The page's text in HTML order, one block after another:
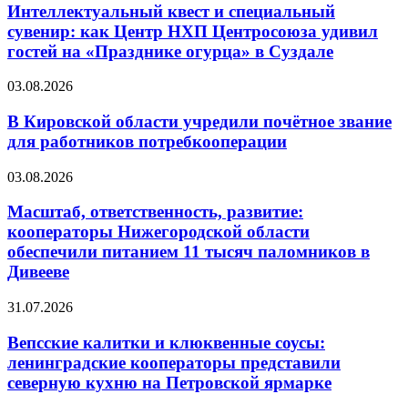
Интеллектуальный квест и специальный
сувенир: как Центр НХП Центросоюза удивил
гостей на «Празднике огурца» в Суздале
03.08.2026
В Кировской области учредили почётное звание
для работников потребкооперации
03.08.2026
Масштаб, ответственность, развитие:
кооператоры Нижегородской области
обеспечили питанием 11 тысяч паломников в
Дивееве
31.07.2026
Вепсские калитки и клюквенные соусы:
ленинградские кооператоры представили
северную кухню на Петровской ярмарке